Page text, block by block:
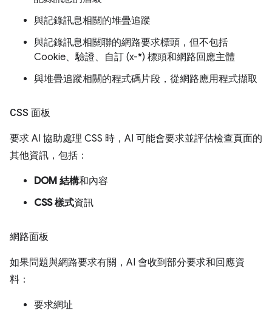
與記錄訊息相關的堆疊追蹤
與記錄訊息相關聯的網路要求標頭，但不包括
Cookie、驗證、自訂 (x-*) 標頭和網路回應主體
與堆疊追蹤相關的程式碼片段，從網路應用程式擷取
CSS 面板
要求 AI 協助處理 CSS 時，AI 可能會要求並評估檢查頁面的
其他資訊，包括：
DOM 結構和內容
CSS 樣式資訊
網路面板
如果問題與網路要求有關，AI 會收到部分要求和回應資
料：
要求網址